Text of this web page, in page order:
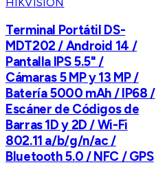
Terminal Portátil DS-
MDT202 / Android 14 /
Pantalla IPS 5.5" /
Cámaras 5 MP y 13 MP /
Batería 5000 mAh / IP68 /
Escáner de Códigos de
Barras 1D y 2D / Wi-Fi
802.11 a/b/g/n/ac /
Bluetooth 5.0 / NFC / GPS